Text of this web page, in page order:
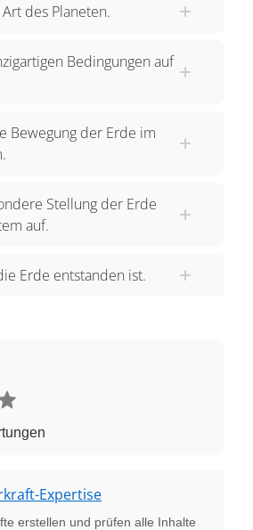
des Planeten.
Bedingungen auf
Bewegung der Erde im
Stellung der Erde
auf.
Erde entstanden ist.
Expertise
erstellen und prüfen alle Inhalte